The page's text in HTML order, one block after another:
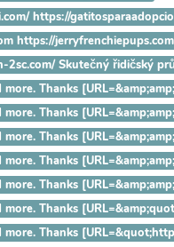
https://
https://
Skutečný řidičský
Thanks
Thanks
Thanks
Thanks
Thanks
Thanks
Thanks